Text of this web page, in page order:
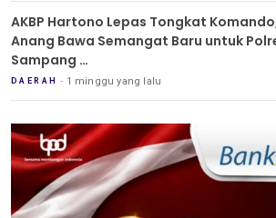
AKBP Hartono Lepas Tongkat Komando,
Anang Bawa Semangat Baru untuk
Sampang
Tradisi Pedang Pora Iringi Sertijab
Sampang
DAERAH 1 minggu yang lalu